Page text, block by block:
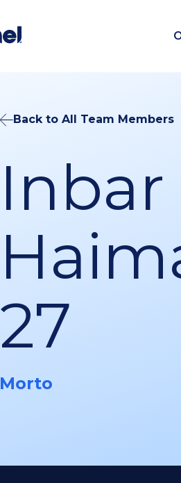
Back to All Team Members
Inbar
27
Morto